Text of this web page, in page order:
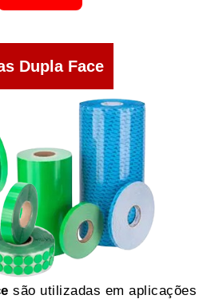
Dupla Face
são utilizadas em aplicações